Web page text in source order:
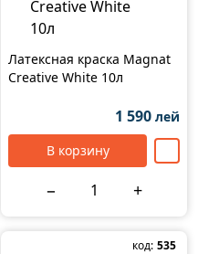
Латексная краска Magnat
Creative White 10л
1 590 лей
В корзину
− +
код: 535